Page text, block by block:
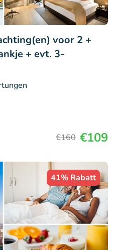
voor 2 +
+ evt. 3-
€160 €109
41% Rabatt